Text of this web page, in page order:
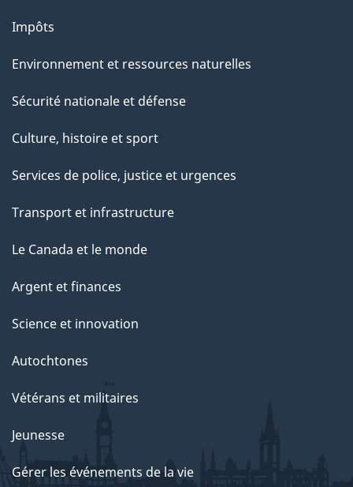
Impôts
Environnement et ressources naturelles
Sécurité nationale et défense
Culture, histoire et sport
Services de police, justice et urgences
Transport et infrastructure
Le Canada et le monde
Argent et finances
Science et innovation
Autochtones
Vétérans et militaires
Jeunesse
Gérer les événements de la vie